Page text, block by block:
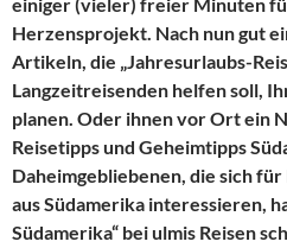
Herzensprojekt. Nach nun gut
Artikeln, die „Jahresurlaubs-
Langzeitreisenden helfen soll,
planen. Oder ihnen vor Ort ein
Reisetipps und Geheimtipps
Daheimgebliebenen, die sich
aus Südamerika interessieren,
Südamerika“ bei ulmis Reisen